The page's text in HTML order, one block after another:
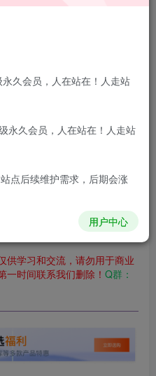
买
速下载 安全绿色 网盘下载
分下载，RMB下载，积分下
供学习和交流，请勿用于商业
一时间联系我们删除！ Q群：
久会员，人在站在！人走站
永久会员，人在站在！人走站
点后续维护需求，后期会涨
用户中心